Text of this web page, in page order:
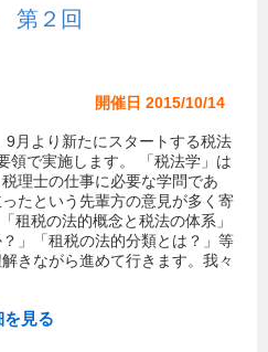
第２回
開催日 2015/10/14
月より新たにスタートする税法
で実施します。 「税法学」は
理士の仕事に必要な学問であ
たという先輩方の意見が多く寄
租税の法的概念と税法の体系」
」「租税の法的分類とは？」等
きながら進めて行きます。我々
を見る